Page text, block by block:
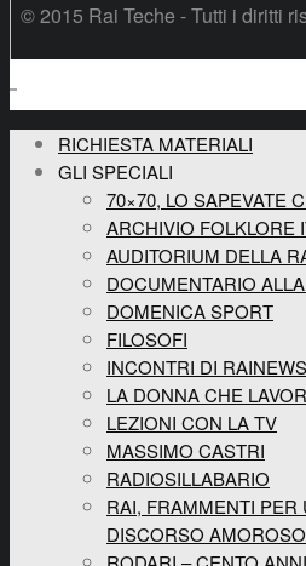
© 2015 Rai Teche - Tutti i diritti
RICHIESTA MATERIALI
GLI SPECIALI
70×70, LO SAPEVATE
ARCHIVIO FOLKLORE
AUDITORIUM DELLA
DOCUMENTARIO
DOMENICA SPORT
FILOSOFI
INCONTRI DI RAINEWS
LA DONNA CHE
LEZIONI CON LA TV
MASSIMO CASTRI
RADIOSILLABARIO
RAI, FRAMMENTI PER
DISCORSO AMOROSO